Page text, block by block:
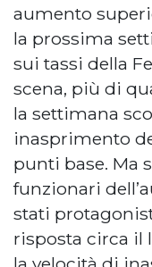
aumento
la prossima
sui tassi della
scena, più di
la settimana
inasprimento
punti base. Ma
funzionari
stati
risposta circa il